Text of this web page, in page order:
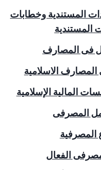
المستندية وخطابات
المستندية
فى المصارف
المصارف الاسلامية
المالية الإسلامية
المصرفى
المصرفية
الفعال